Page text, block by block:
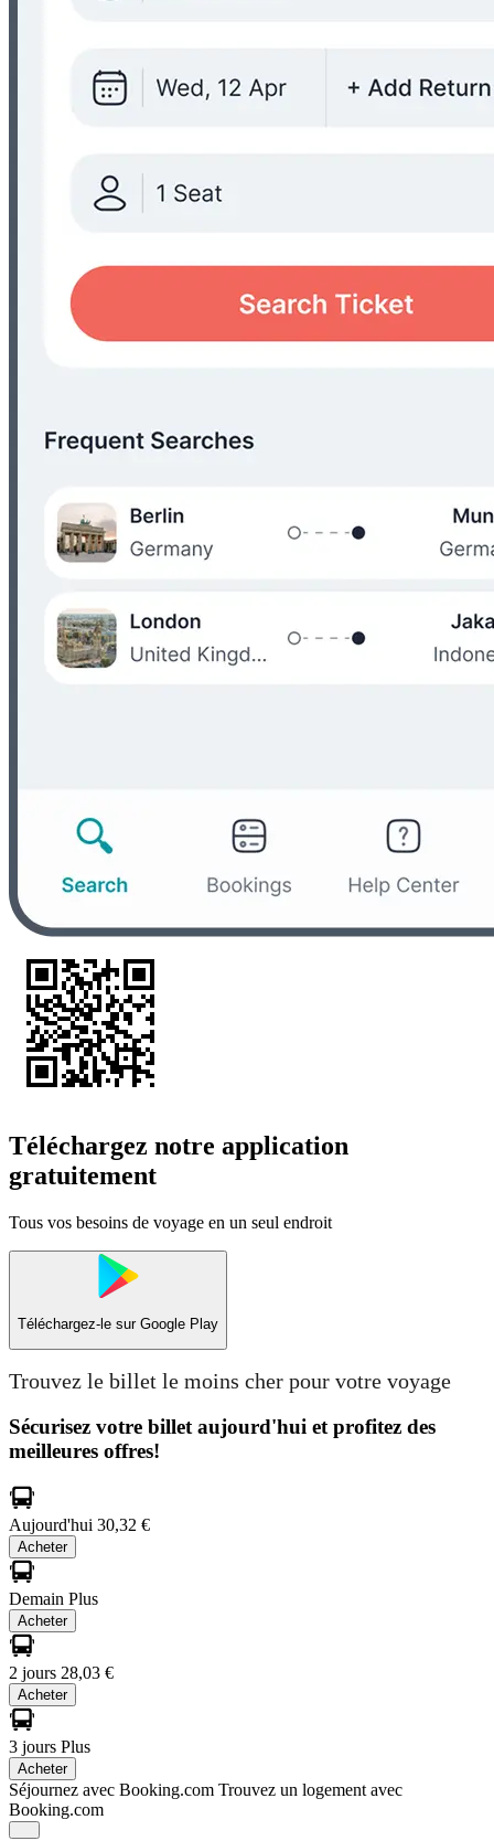
Téléchargez notre application
gratuitement
Tous vos besoins de voyage en un seul endroit
Téléchargez-le sur Google Play
Trouvez le billet le moins cher pour votre voyage
Sécurisez votre billet aujourd'hui et profitez des
meilleures offres!
Aujourd'hui 30,32 €
Acheter
Demain Plus
Acheter
2 jours 28,03 €
Acheter
3 jours Plus
Acheter
Séjournez avec Booking.com Trouvez un logement avec
Booking.com